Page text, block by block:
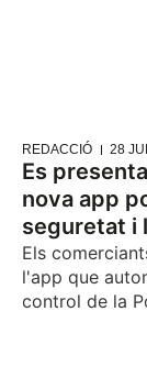
REDACCIÓ 28
Es
nova app
seguretat i
Els
l'app que
control de la